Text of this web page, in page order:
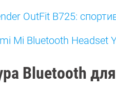
OutFit B725:
Mi Bluetooth Headset
Bluetooth